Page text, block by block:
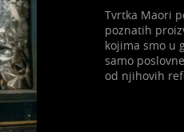
Tvrtka Maori
poznatih
kojima smo u
samo
od njihovih